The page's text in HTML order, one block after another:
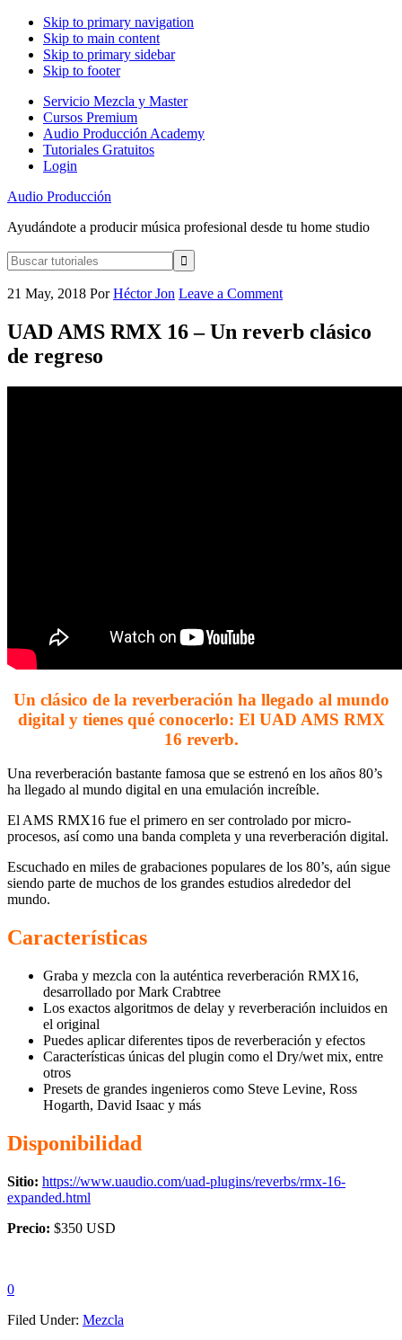
Skip to primary navigation
Skip to main content
Skip to primary sidebar
Skip to footer
Servicio Mezcla y Master
Cursos Premium
Audio Producción Academy
Tutoriales Gratuitos
Login
Audio Producción
Ayudándote a producir música profesional desde tu home studio
Buscar
tutoriales
21 May, 2018 PorHéctor Jon Leave a Comment
UAD AMS RMX 16 – Un reverb clásico
de regreso
Un clásico de la reverberación ha llegado al mundo
digital y tienes qué conocerlo: El UAD AMS RMX
16 reverb.
Una reverberación bastante famosa que se estrenó en los años 80’s
ha llegado al mundo digital en una emulación increíble.
El AMS RMX16 fue el primero en ser controlado por micro-
procesos, así como una banda completa y una reverberación digital.
Escuchado en miles de grabaciones populares de los 80’s, aún sigue
siendo parte de muchos de los grandes estudios alrededor del
mundo.
Características
Graba y mezcla con la auténtica reverberación RMX16,
desarrollado por Mark Crabtree
Los exactos algoritmos de delay y reverberación incluidos en
el original
Puedes aplicar diferentes tipos de reverberación y efectos
Características únicas del plugin como el Dry/wet mix, entre
otros
Presets de grandes ingenieros como Steve Levine, Ross
Hogarth, David Isaac y más
Disponibilidad
Sitio: https://www.uaudio.com/uad-plugins/reverbs/rmx-16-
expanded.html
Precio: $350 USD
0
Filed Under: Mezcla